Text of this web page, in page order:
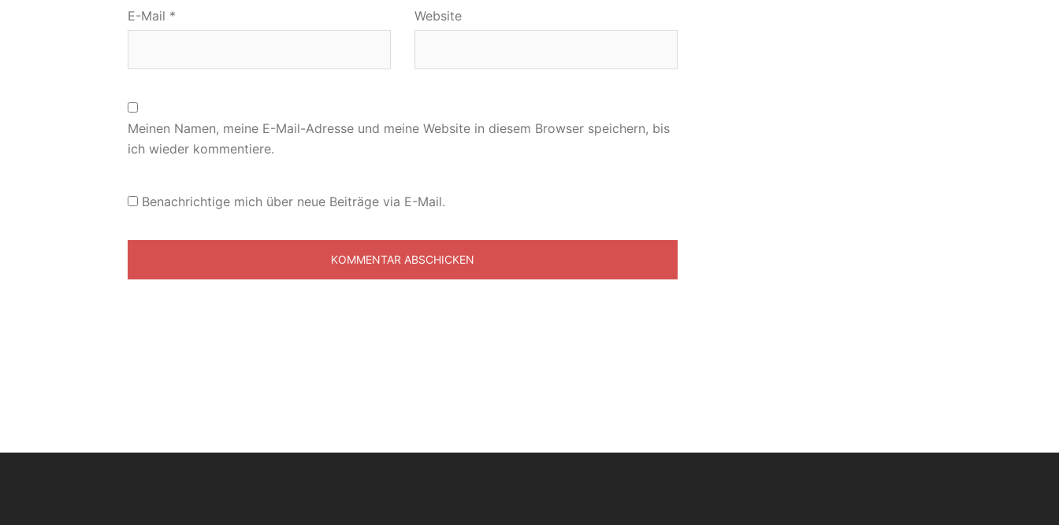
E-Mail * Website
Meinen Namen, meine E-Mail-Adresse und meine Website in diesem Browser speichern, bis
ich wieder kommentiere.
Benachrichtige mich über neue Beiträge via E-Mail.